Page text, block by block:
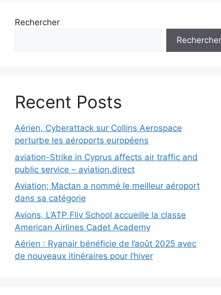
Rechercher
Rechercher
Recent Posts
Aérien, Cyberattack sur Collins Aerospace
perturbe les aéroports européens
aviation-Strike in Cyprus affects air traffic and
public service – aviation.direct
Aviation; Mactan a nommé le meilleur aéroport
dans sa catégorie
Avions, L’ATP Fliv School accueille la classe
American Airlines Cadet Academy
Aérien : Ryanair bénéficie de l’août 2025 avec
de nouveaux itinéraires pour l’hiver